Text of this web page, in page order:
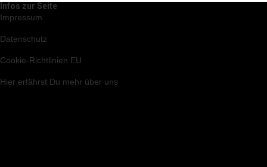
Infos zur Seite
Impressum
Datenschutz
Cookie-Richtlinien EU
Hier erfährst Du mehr über uns